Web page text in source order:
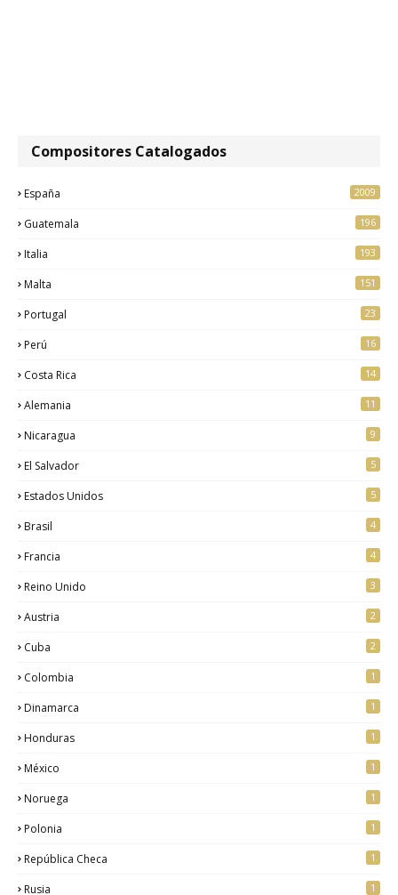
Compositores Catalogados
España 2009
Guatemala 196
Italia 193
Malta 151
Portugal 23
Perú 16
Costa Rica 14
Alemania 11
Nicaragua 9
El Salvador 5
Estados Unidos 5
Brasil 4
Francia 4
Reino Unido 3
Austria 2
Cuba 2
Colombia 1
Dinamarca 1
Honduras 1
México 1
Noruega 1
Polonia 1
República Checa 1
Rusia 1